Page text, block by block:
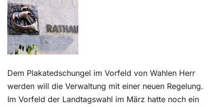
Dem Plakatedschungel im Vorfeld von Wahlen Herr
werden will die Verwaltung mit einer neuen Regelung.
Im Vorfeld der Landtagswahl im März hatte noch ein